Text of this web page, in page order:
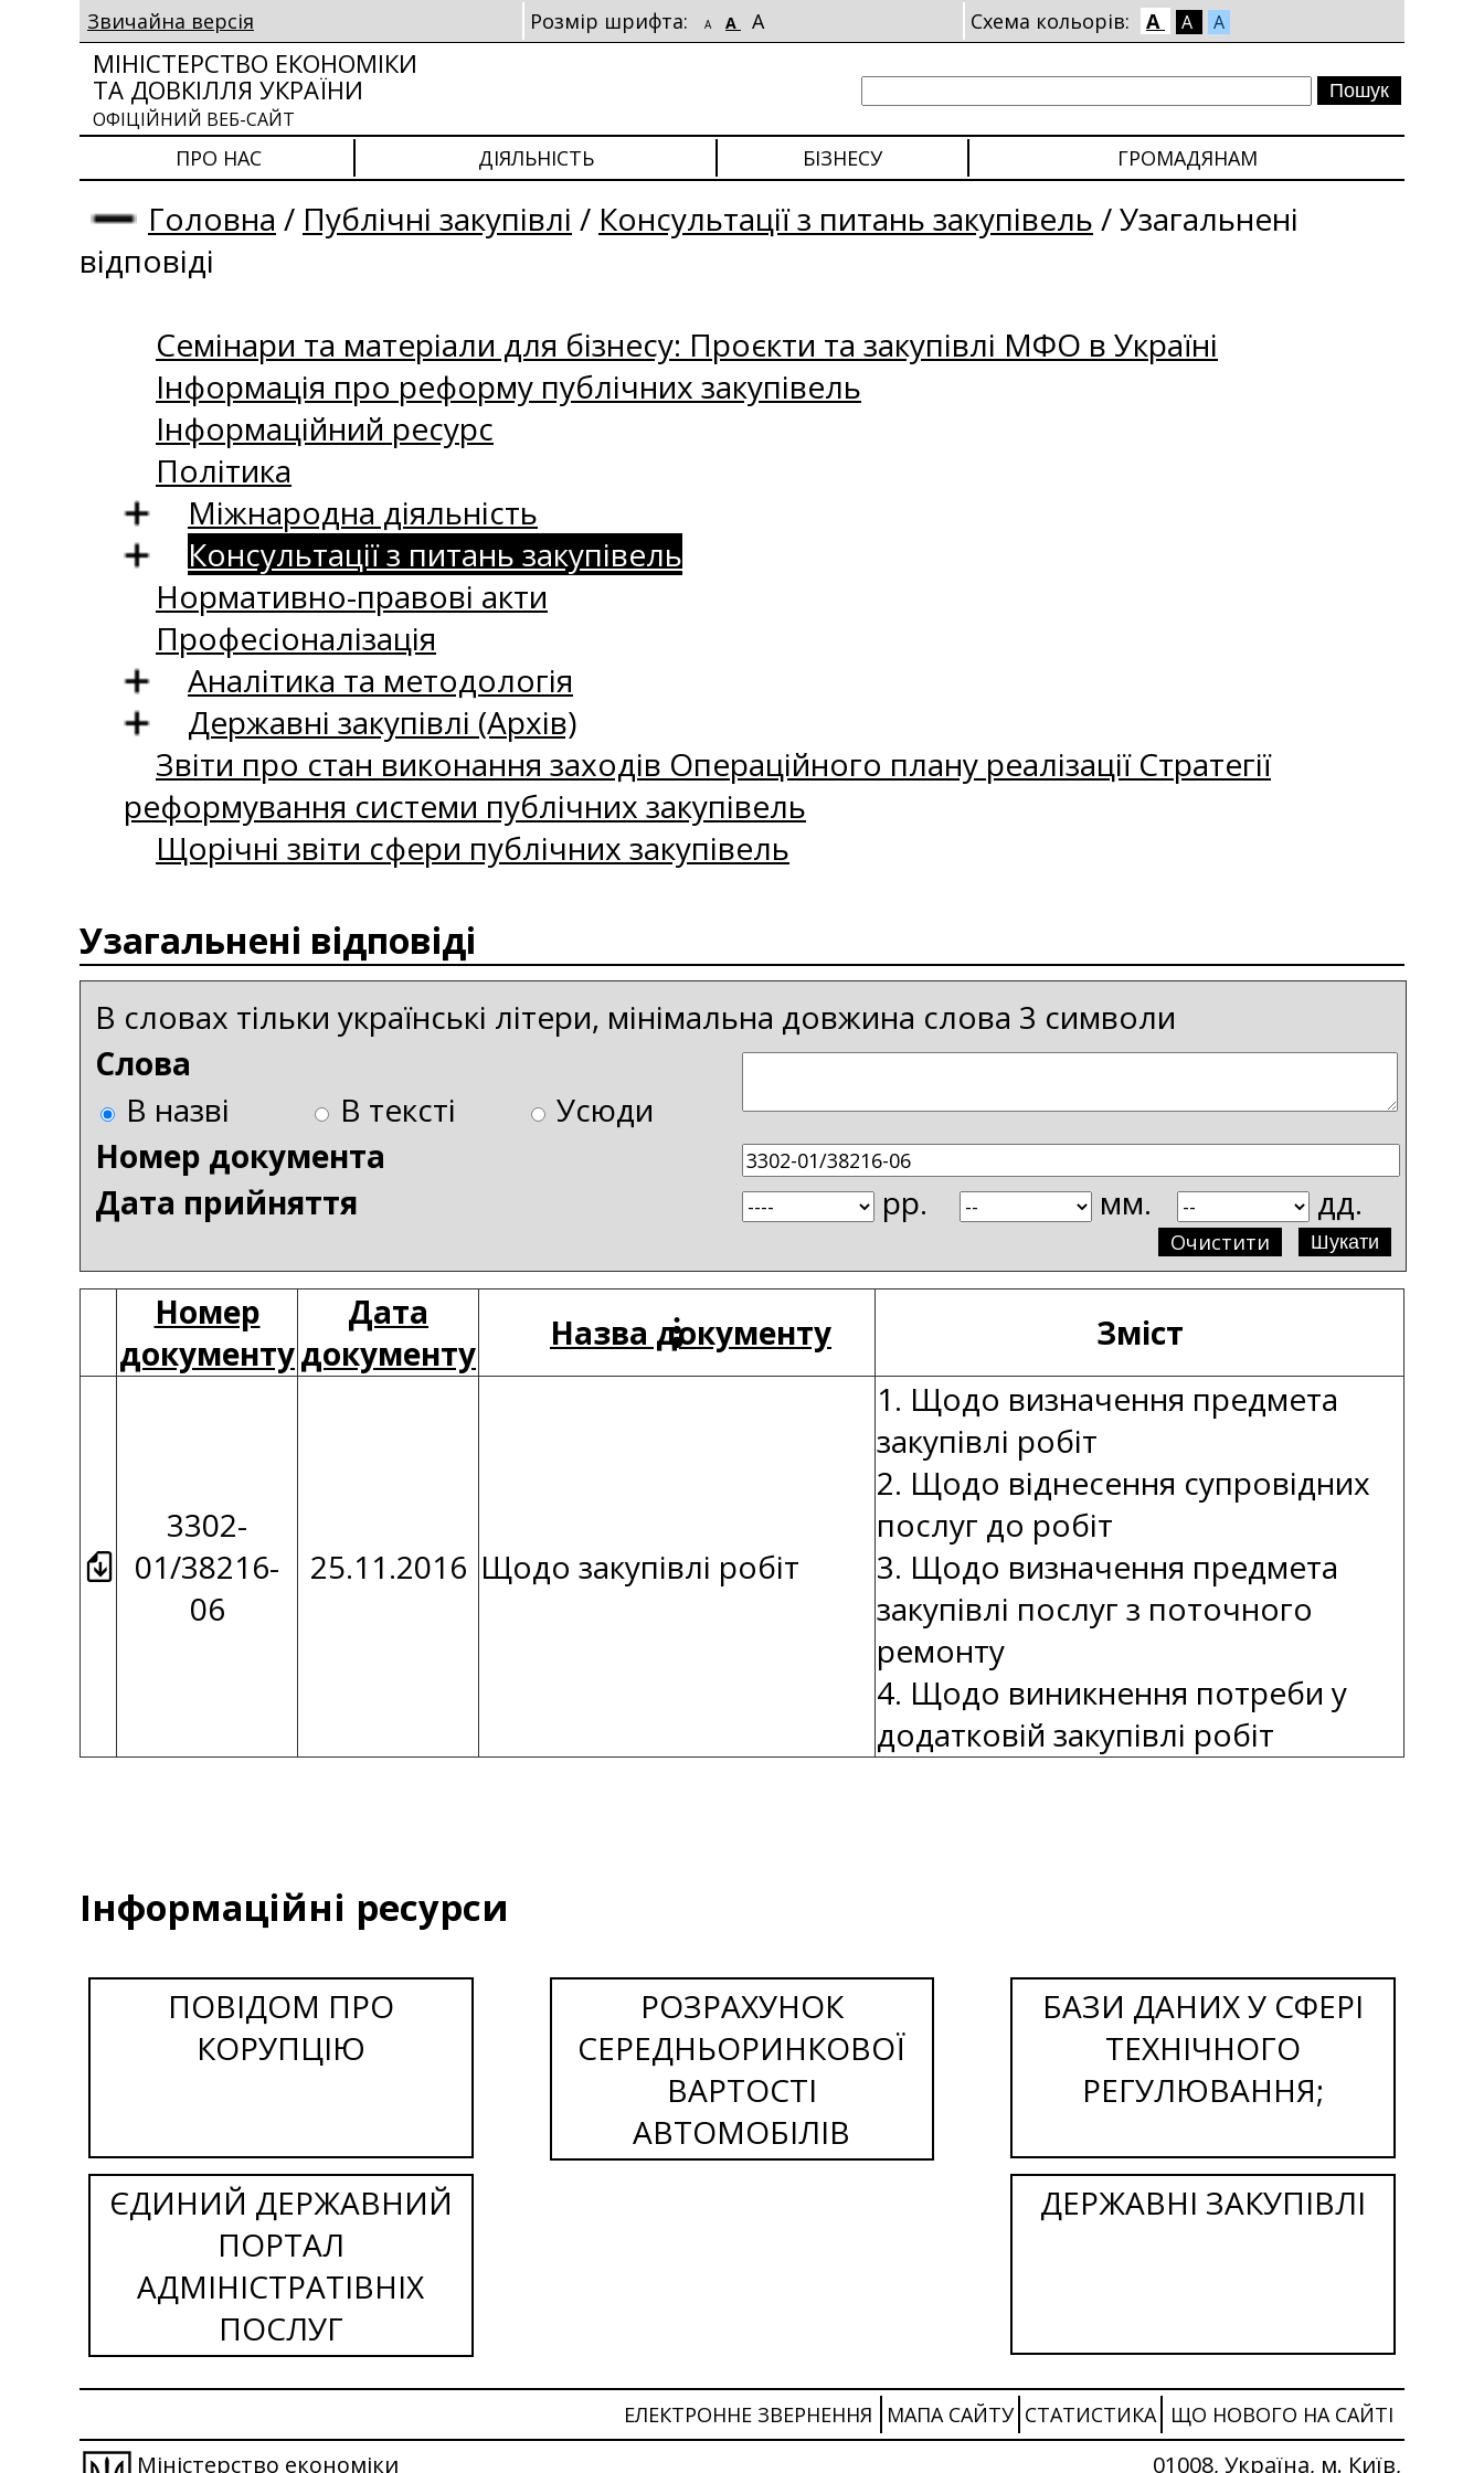
Звичайна версія Розмір шрифта: A A A Схема кольорів: A A A
МІНІСТЕРСТВО ЕКОНОМІКИ
ТА ДОВКІЛЛЯ УКРАЇНИ
ОФІЦІЙНИЙ ВЕБ-САЙТ
ПРО НАС ДІЯЛЬНІСТЬ БІЗНЕСУ ГРОМАДЯНАМ
Головна / Публічні закупівлі / Консультації з питань закупівель /Узагальнені
відповіді
Семінари та матеріали для бізнесу: Проєкти та закупівлі МФО в Україні
Інформація про реформу публічних закупівель
Інформаційний ресурс
Політика
Міжнародна діяльність
Консультації з питань закупівель
Нормативно-правові акти
Професіоналізація
Аналітика та методологія
Державні закупівлі (Архів)
Звіти про стан виконання заходів Операційного плану реалізації Стратегії
реформування системи публічних закупівель
Щорічні звіти сфери публічних закупівель
Узагальнені відповіді
В словах тільки українські літери, мінімальна довжина слова 3 символи
Слова
В назві
В тексті
Усюди
Номер документа
Дата прийняття
рр. мм. дд.
Очистити
Номер
документу
Дата
документу
Назва документу Зміст
3302-
01/38216-
06
25.11.2016 Щодо закупівлі робіт
1. Щодо визначення предмета
закупівлі робіт
2. Щодо віднесення супровідних
послуг до робіт
3. Щодо визначення предмета
закупівлі послуг з поточного
ремонту
4. Щодо виникнення потреби у
додатковій закупівлі робіт
Інформаційні ресурси
ПОВІДОМ ПРО
КОРУПЦІЮ
РОЗРАХУНОК
СЕРЕДНЬОРИНКОВОЇ
ВАРТОСТІ
АВТОМОБІЛІВ
БАЗИ ДАНИХ У СФЕРІ
ТЕХНІЧНОГО
РЕГУЛЮВАННЯ;
ЄДИНИЙ ДЕРЖАВНИЙ
ПОРТАЛ
АДМІНІСТРАТІВНІХ
ПОСЛУГ
ДЕРЖАВНІ ЗАКУПІВЛІ
ЕЛЕКТРОННЕ ЗВЕРНЕННЯ МАПА САЙТУ СТАТИСТИКА ЩО НОВОГО НА САЙТІ
Міністерство економіки 01008, Україна, м. Київ,